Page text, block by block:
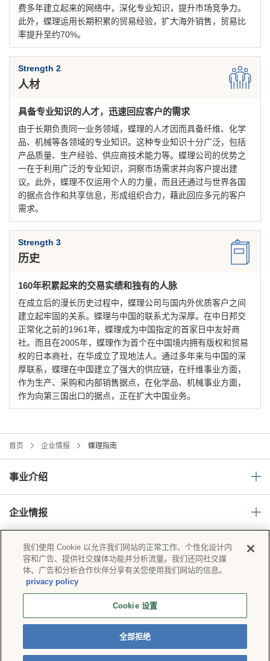
费多年建立起来的网络中，深化专业知识，提升市场竞争力。
此外，蝶理运用长期积累的贸易经验，扩大海外销售，贸易比
率提升至约70%。
Strength 2
人材
具备专业知识的人才，迅速回应客户的需求
由于长期负责同一业务领域，蝶理的人才因而具备纤维、化学
品、机械等各领域的专业知识。这种专业知识十分广泛，包括
产品质量、生产经验、供应商技术能力等。蝶理公司的优势之
一在于利用广泛的专业知识，洞察市场需求并向客户提出建
议。此外，蝶理不仅运用个人的力量，而且还通过与世界各国
的据点合作和共享信息，形成组织合力，藉此回应多元的客户
需求。
Strength 3
历史
160年积累起来的交易实绩和独有的人脉
在成立后的漫长历史过程中，蝶理公司与国内外优质客户之间
建立起牢固的关系。蝶理与中国的联系尤为深厚。在中日邦交
正常化之前的1961年，蝶理成为中国指定的首家日中友好商
社。而且在2005年，蝶理作为首个在中国境内拥有版权和贸易
权的日本商社，在华成立了现地法人。通过多年来与中国的深
厚联系，蝶理在中国建立了强大的供应链，在纤维事业方面，
作为生产、采购和内部销售据点，在化学品、机械事业方面，
作为向第三国出口的据点，正在扩大中国业务。
首页 企业情报 蝶理指南
事业介绍
企业情报
可持续性
隐私政策
Cookie 设置
我们使用 Cookie 以允许我们网站的正常工作、个性化设计内
容和广告、提供社交媒体功能并分析流量。我们还同社交媒
体、广告和分析合作伙伴分享有关您使用我们网站的信息。
privacy policy
Cookie 设置
全部拒绝